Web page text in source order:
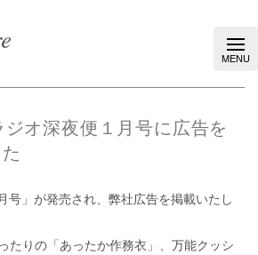
ジオ深夜便１月号に広告を
号」が発売され、弊社広告を掲載いたし
たりの「あったか作務衣」、万能クッシ